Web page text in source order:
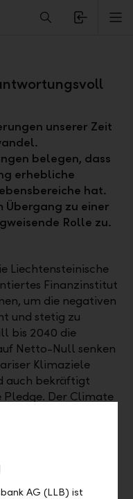
unserer Zeit
belegen, dass
erhebliche
hat.
Übergang zu einer
Rolle zu.
Liechtensteinische
Finanzinstitut
um die negativen
und stetig zu
bis 2040 die
Netto-Null senken
Klimaziele
auch bekräftigt
Der Climate
von rund 300
von Massnahmen
Die LLB ist die
Schweiz und in
des Climate
sticht die LLB mit
AG (LLB) ist